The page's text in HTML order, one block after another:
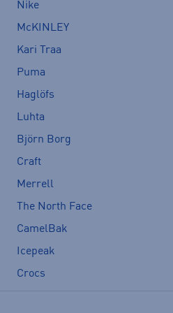
Nike
McKINLEY
Kari Traa
Puma
Haglöfs
Luhta
Björn Borg
Craft
Merrell
The North Face
CamelBak
Icepeak
Crocs